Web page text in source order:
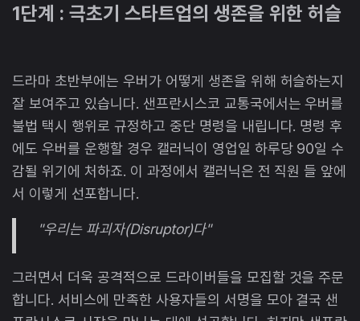
1단계 : 극초기 스타트업의 생존을 위한 허슬
드라마 초반부에는 우버가 어떻게 생존을 위해 허슬하는지
잘 보여주고 있습니다. 샌프란시스코 교통국에서는 우버를
불법 택시 행위로 규정하고 중단 명령을 내립니다. 명령 후
에도 우버를 운행할 경우 캘러닉이 영업일 하루당 90일 수
감될 위기에 처하죠. 이 과정에서 캘러닉은 전 직원 들 앞에
서 이렇게 선포합니다.
"우리는 파괴자(Disruptor)다"
그러면서 더욱 공격적으로 드라이버들을 모집할 것을 주문
합니다. 서비스에 만족한 사용자들의 서명을 모아 결국 샌